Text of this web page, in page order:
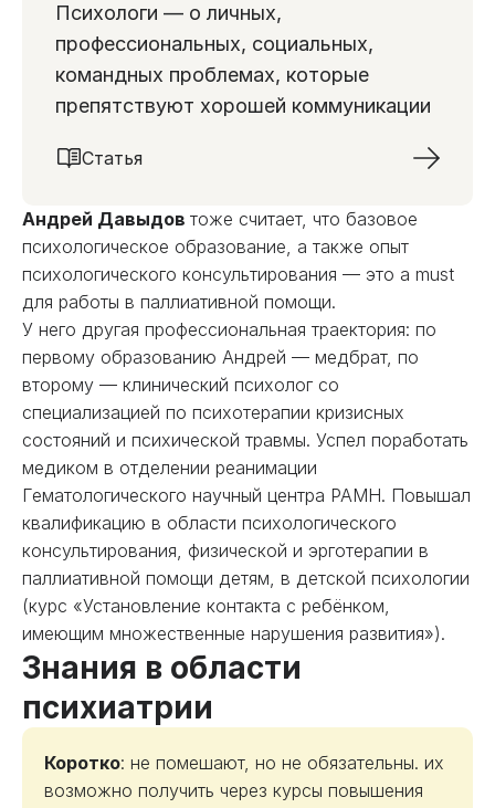
Психологи — о личных,
профессиональных, социальных,
командных проблемах, которые
препятствуют хорошей коммуникации
Статья
Андрей Давыдов тоже считает, что базовое
психологическое образование, а также опыт
психологического консультирования — это a must
для работы в паллиативной помощи.
У него другая профессиональная траектория: по
первому образованию Андрей — медбрат, по
второму — клинический психолог со
специализацией по психотерапии кризисных
состояний и психической травмы. Успел поработать
медиком в отделении реанимации
Гематологического научный центра РАМН. Повышал
квалификацию в области психологического
консультирования, физической и эрготерапии в
паллиативной помощи детям, в детской психологии
(курс «Установление контакта с ребёнком,
имеющим множественные нарушения развития»).
Знания в области
психиатрии
Коротко: не помешают, но не обязательны. их
возможно получить через курсы повышения